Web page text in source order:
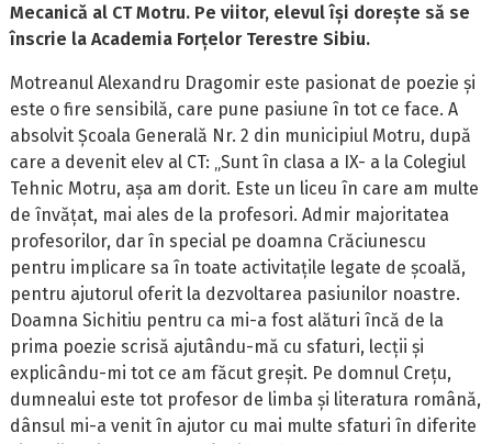
Mecanică al CT Motru. Pe viitor, elevul își dorește să se
înscrie la Academia Forțelor Terestre Sibiu.
Motreanul Alexandru Dragomir este pasionat de poezie și
este o fire sensibilă, care pune pasiune în tot ce face. A
absolvit Școala Generală Nr. 2 din municipiul Motru, după
care a devenit elev al CT: „Sunt în clasa a IX- a la Colegiul
Tehnic Motru, așa am dorit. Este un liceu în care am multe
de învățat, mai ales de la profesori. Admir majoritatea
profesorilor, dar în special pe doamna Crăciunescu
pentru implicare sa în toate activitațile legate de școală,
pentru ajutorul oferit la dezvoltarea pasiunilor noastre.
Doamna Sichitiu pentru ca mi-a fost alături încă de la
prima poezie scrisă ajutându-mă cu sfaturi, lecții și
explicându-mi tot ce am făcut greșit. Pe domnul Crețu,
dumnealui este tot profesor de limba și literatura română,
dânsul mi-a venit în ajutor cu mai multe sfaturi în diferite